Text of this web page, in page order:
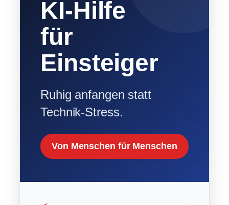
KI-Hilfe
für
Einsteiger
Ruhig anfangen statt
Technik-Stress.
Von Menschen für Menschen